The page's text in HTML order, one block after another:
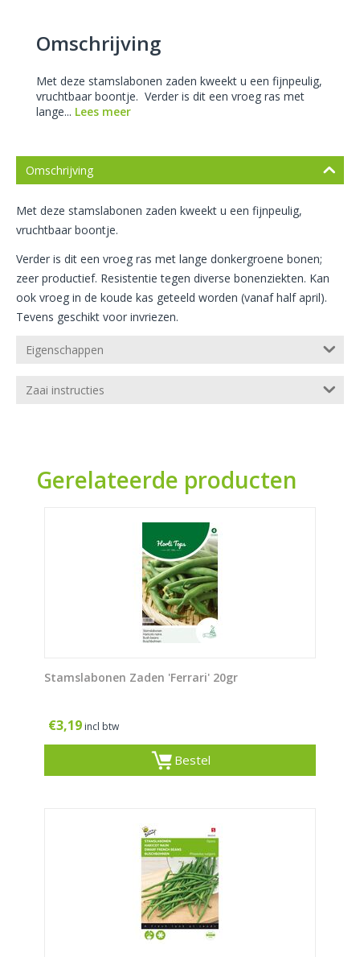
Omschrijving
Met deze stamslabonen zaden kweekt u een fijnpeulig,
vruchtbaar boontje. Verder is dit een vroeg ras met
lange... Lees meer
Omschrijving
Met deze stamslabonen zaden kweekt u een fijnpeulig,
vruchtbaar boontje.
Verder is dit een vroeg ras met lange donkergroene bonen;
zeer productief. Resistentie tegen diverse bonenziekten. Kan
ook vroeg in de koude kas geteeld worden (vanaf half april).
Tevens geschikt voor invriezen.
Eigenschappen
Zaai instructies
Gerelateerde producten
Stamslabonen Zaden 'Ferrari' 20gr
€3,19 incl btw
Bestel